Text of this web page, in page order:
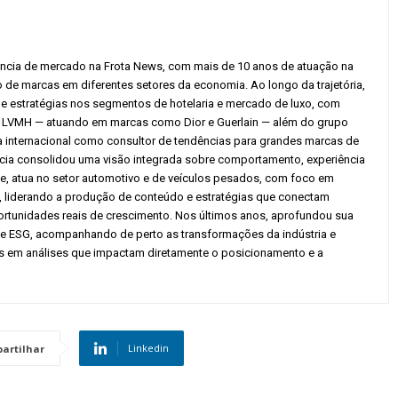
de mercado na Frota News, com mais de 10 anos de atuação na
marcas em diferentes setores da economia. Ao longo da trajetória,
estratégias nos segmentos de hotelaria e mercado de luxo, com
— atuando em marcas como Dior e Guerlain — além do grupo
internacional como consultor de tendências para grandes marcas de
consolidou uma visão integrada sobre comportamento, experiência
atua no setor automotivo e de veículos pesados, com foco em
a produção de conteúdo e estratégias que conectam
reais de crescimento. Nos últimos anos, aprofundou sua
ESG, acompanhando de perto as transformações da indústria e
análises que impactam diretamente o posicionamento e a
Linkedin